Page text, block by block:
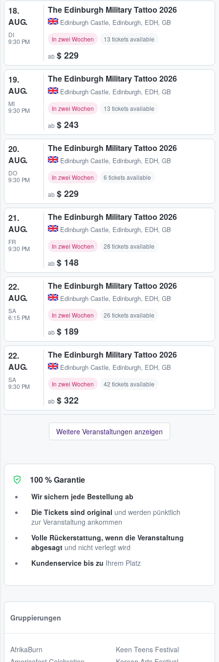
18.
AUG.
DI
9:30 PM
The Edinburgh Military Tattoo 2026
Edinburgh Castle, Edinburgh, EDH, GB
In zwei Wochen 13 tickets available
ab $ 229
19.
AUG.
MI
9:30 PM
The Edinburgh Military Tattoo 2026
Edinburgh Castle, Edinburgh, EDH, GB
In zwei Wochen 13 tickets available
ab $ 243
20.
AUG.
DO
9:30 PM
The Edinburgh Military Tattoo 2026
Edinburgh Castle, Edinburgh, EDH, GB
In zwei Wochen 6 tickets available
ab $ 229
21.
AUG.
FR
9:30 PM
The Edinburgh Military Tattoo 2026
Edinburgh Castle, Edinburgh, EDH, GB
In zwei Wochen 28 tickets available
ab $ 148
22.
AUG.
SA
6:15 PM
The Edinburgh Military Tattoo 2026
Edinburgh Castle, Edinburgh, EDH, GB
In zwei Wochen 26 tickets available
ab $ 189
22.
AUG.
SA
9:30 PM
The Edinburgh Military Tattoo 2026
Edinburgh Castle, Edinburgh, EDH, GB
In zwei Wochen 42 tickets available
ab $ 322
Weitere Veranstaltungen anzeigen
100 % Garantie
Wir sichern jede Bestellung ab
Die Tickets sind original und werden pünktlich
zur Veranstaltung ankommen
Volle Rückerstattung, wenn die Veranstaltung
abgesagt und nicht verlegt wird
Kundenservice bis zu Ihrem Platz
Gruppierungen
AfrikaBurn
Keen Teens Festival